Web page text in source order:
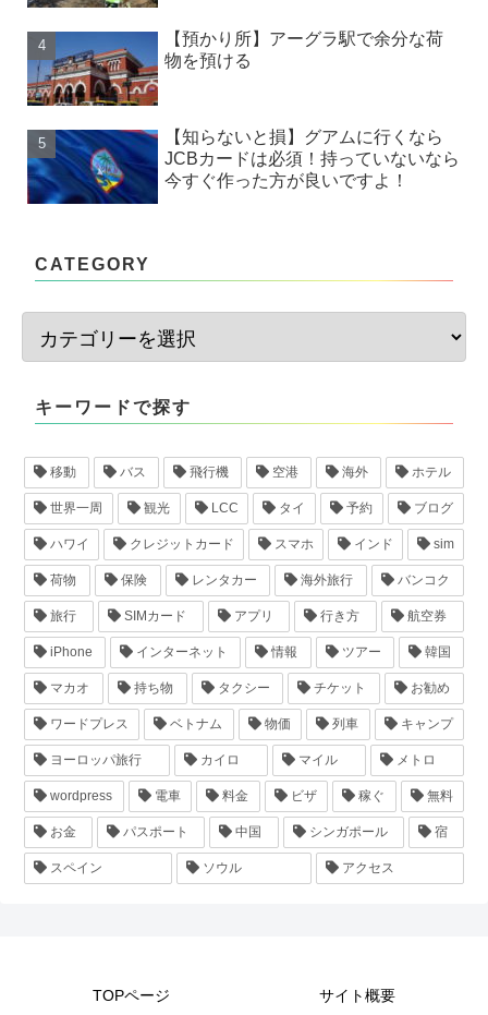
【預かり所】アーグラ駅で余分な荷
物を預ける
【知らないと損】グアムに行くなら
JCBカードは必須！持っていないなら
今すぐ作った方が良いですよ！
CATEGORY
キーワードで探す
移動 バス 飛行機 空港 海外 ホテル
世界一周 観光 LCC タイ 予約 ブログ
ハワイ クレジットカード スマホ インド sim
荷物 保険 レンタカー 海外旅行 バンコク
旅行 SIMカード アプリ 行き方 航空券
iPhone インターネット 情報 ツアー 韓国
マカオ 持ち物 タクシー チケット お勧め
ワードプレス ベトナム 物価 列車 キャンプ
ヨーロッパ旅行 カイロ マイル メトロ
wordpress 電車 料金 ビザ 稼ぐ 無料
お金 パスポート 中国 シンガポール 宿
スペイン ソウル アクセス
TOPページ サイト概要